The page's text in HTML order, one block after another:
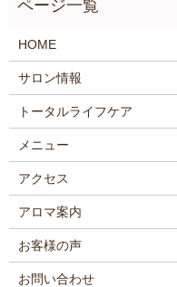
HOME
サロン情報
トータルライフケア
メニュー
アクセス
アロマ案内
お客様の声
お問い合わせ